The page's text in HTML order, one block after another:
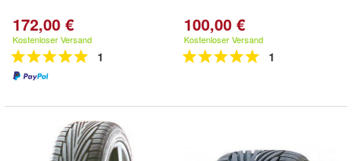
172,00 €
Kostenloser Versand
1
100,00 €
Kostenloser Versand
1